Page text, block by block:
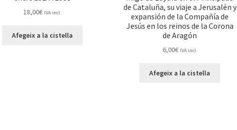
18,00€ IVA incl.
Afegeix a la cistella
de Cataluña, su viaje a Jerusalén y
expansión de la Compañía de
Jesús en los reinos de la Corona
de Aragón
6,00€ IVA incl.
Afegeix a la cistella